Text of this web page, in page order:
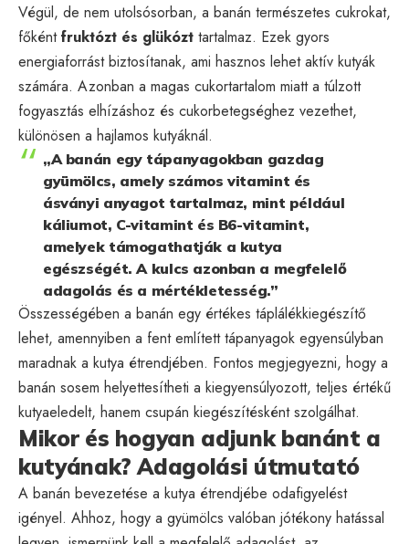
Végül, de nem utolsósorban, a banán természetes cukrokat,
főkéntfruktózt és glükózt tartalmaz. Ezek gyors
energiaforrást biztosítanak, ami hasznos lehet aktív kutyák
számára. Azonban a magas cukortartalom miatt a túlzott
fogyasztás elhízáshoz és cukorbetegséghez vezethet,
különösen a hajlamos kutyáknál.
„A banán egy tápanyagokban gazdag
gyümölcs, amely számos vitamint és
ásványi anyagot tartalmaz, mint például
káliumot, C-vitamint és B6-vitamint,
amelyek támogathatják a kutya
egészségét. A kulcs azonban a megfelelő
adagolás és a mértékletesség.”
Összességében a banán egy értékes táplálékkiegészítő
lehet, amennyiben a fent említett tápanyagok egyensúlyban
maradnak a kutya étrendjében. Fontos megjegyezni, hogy a
banán sosem helyettesítheti a kiegyensúlyozott, teljes értékű
kutyaeledelt, hanem csupán kiegészítésként szolgálhat.
Mikor és hogyan adjunk banánt a
kutyának? Adagolási útmutató
A banán bevezetése a kutya étrendjébe odafigyelést
igényel. Ahhoz, hogy a gyümölcs valóban jótékony hatással